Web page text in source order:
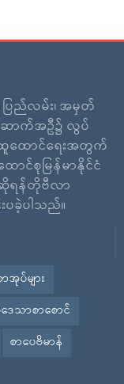
ြည်လမ်း၊ အမှတ်
ောက်အဦ၌ လွပ်
ထူထောင်ရေးအတွက်
ာင်စုမြန်မာနိုင်ငံ
ဆိုရန်တိုဗီလာ
ပခဲ့ပါသည်။
အုပ်များ
သာစာစောင်
စာပေဗိမာန်